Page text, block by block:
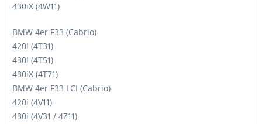
430iX (4W11)
BMW 4er F33 (Cabrio)
420i (4T31)
430i (4T51)
430iX (4T71)
BMW 4er F33 LCI (Cabrio)
420i (4V11)
430i (4V31 / 4Z11)